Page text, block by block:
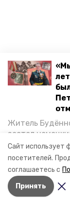
Сайт использует
посетителей.
соглашаетесь с
Принять
Житель
застал
под открытым
дом. Чем
и чем Пётр
материале
Великой